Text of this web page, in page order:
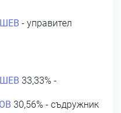
- управител
33,33% -
30,56% - съдружник